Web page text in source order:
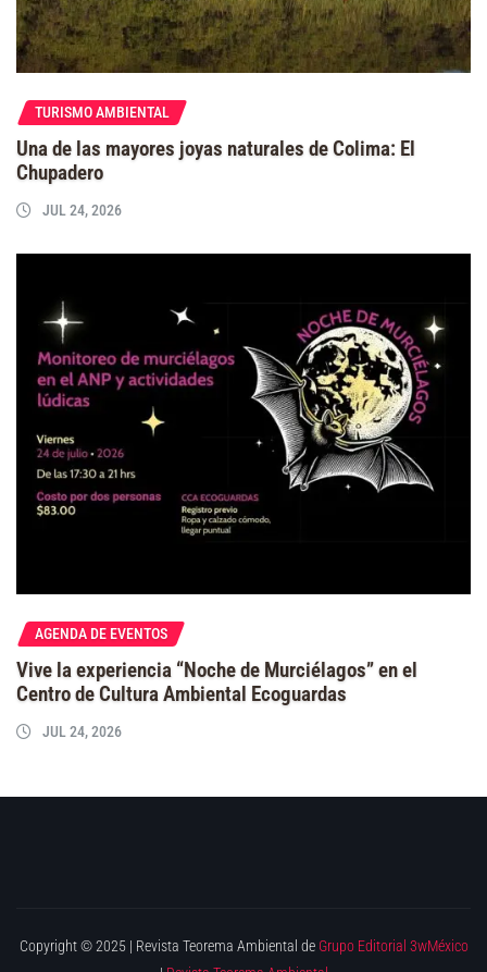
TURISMO AMBIENTAL
Una de las mayores joyas naturales de Colima: El
Chupadero
JUL 24, 2026
AGENDA DE EVENTOS
Vive la experiencia “Noche de Murciélagos” en el
Centro de Cultura Ambiental Ecoguardas
JUL 24, 2026
Copyright © 2025 | Revista Teorema Ambiental de Grupo Editorial 3wMéxico